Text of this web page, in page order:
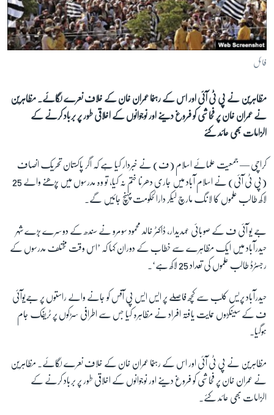
آرٹ
آزادیٔ صحافت
سائنس و ٹیکنالوجی
دلچسپ و عجیب
ویڈیوز
اسپیشل کوریج
اداریہ
FOLLOW US
زبان
فائل
مظاہرین نے پی ٹی آئی اور اس کے رہنما عمران خان کے خلاف نعرے لگائے۔ مظاہرین
نے عمران خان پر فحاشی کو فروغ دینے اور نوجوانوں کے اخلاقی طور پر برباد کرنے کے
الزامات بھی عائد کئے
کراچی —جمعیت علمائے اسلام (ف) نے خبردار کیا ہے کہ اگر پاکستان تحریک انصاف
(پی ٹی آئی) نے اسلام آباد میں جاری دھرنا ختم نہ کیا، تو وہ مدرسوں میں پڑھنے والے 25
لاکھ طالب علموں کا لانگ مارچ لیکر دارالحکومت پہنچ جائیں گے۔
جے یو آئی ف کے صوبائی عہدیدار، ڈاکٹر خالد محمود سومرو نے سندھ کے دوسرے بڑے شہر
حیدرآباد میں ایک مظاہرے سے خطاب کے دوران کہا کہ ’اس وقت مختلف مدرسوں کے
رجسٹرڈ طالب علموں کی تعداد 25 لاکھ ہے‘۔
حیدرآباد پریس کلب سے کچھ فاصلے پر ایس ایس پی آفس کو جانے والے راستوں پر جےیوآئی
ف کے سینکڑوں حمایت یافتہ افراد نے مظاہرہ کیا جس سے اطرافی سڑکوں پر ٹریفک جام
ہوگیا۔
مظاہرین نے پی ٹی آئی اور اس کے رہنما عمران خان کے خلاف نعرے لگائے۔ مظاہرین
نے عمران خان پر فحاشی کو فروغ دینے اور نوجوانوں کے اخلاقی طور پر برباد کرنے کے
الزامات بھی عائد کئے۔